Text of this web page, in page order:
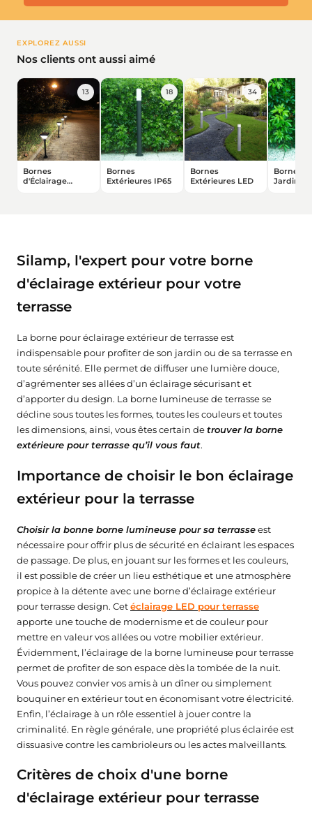
★★★★★
★★★★★
★★★★★
★★★★★
★★★★★
★★★★★ (11 avis)
EXPLOREZ AUSSI
Nos clients ont aussi aimé
13
Bornes
d'Éclairage
18
Bornes
Extérieures IP65
34
Bornes
Extérieures LED
Bornes
Jardin
Silamp, l'expert pour votre borne
d'éclairage extérieur pour votre
terrasse
La borne pour éclairage extérieur de terrasse est
indispensable pour profiter de son jardin ou de sa terrasse en
toute sérénité. Elle permet de diffuser une lumière douce,
d’agrémenter ses allées d’un éclairage sécurisant et
d’apporter du design. La borne lumineuse de terrasse se
décline sous toutes les formes, toutes les couleurs et toutes
les dimensions, ainsi, vous êtes certain detrouver la borne
extérieure pour terrasse qu’il vous faut.
Importance de choisir le bon éclairage
extérieur pour la terrasse
Choisir la bonne borne lumineuse pour sa terrasseest
nécessaire pour offrir plus de sécurité en éclairant les espaces
de passage. De plus, en jouant sur les formes et les couleurs,
il est possible de créer un lieu esthétique et une atmosphère
propice à la détente avec une borne d’éclairage extérieur
pour terrasse design. Cetéclairage LED pour terrasse
apporte une touche de modernisme et de couleur pour
mettre en valeur vos allées ou votre mobilier extérieur.
Évidemment, l’éclairage de la borne lumineuse pour terrasse
permet de profiter de son espace dès la tombée de la nuit.
Vous pouvez convier vos amis à un dîner ou simplement
bouquiner en extérieur tout en économisant votre électricité.
Enfin, l’éclairage à un rôle essentiel à jouer contre la
criminalité. En règle générale, une propriété plus éclairée est
dissuasive contre les cambrioleurs ou les actes malveillants.
Critères de choix d'une borne
d'éclairage extérieur pour terrasse